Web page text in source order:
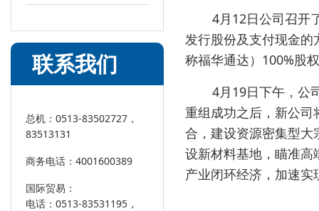
联系我们
总机：0513-83502727，
83513131
商务电话：4001600389
国际贸易：
电话：0513-83531195，
4 月 12日公司召开
发行股份及支付现金
称福华通达） 100%股
4 月 19日下午，公
重组成功之后，新公司
合，建设资源密集型大
设新材料基地，瞄准高
产业闭环经济，加速实